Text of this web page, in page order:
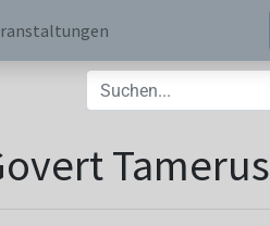
Tamerus